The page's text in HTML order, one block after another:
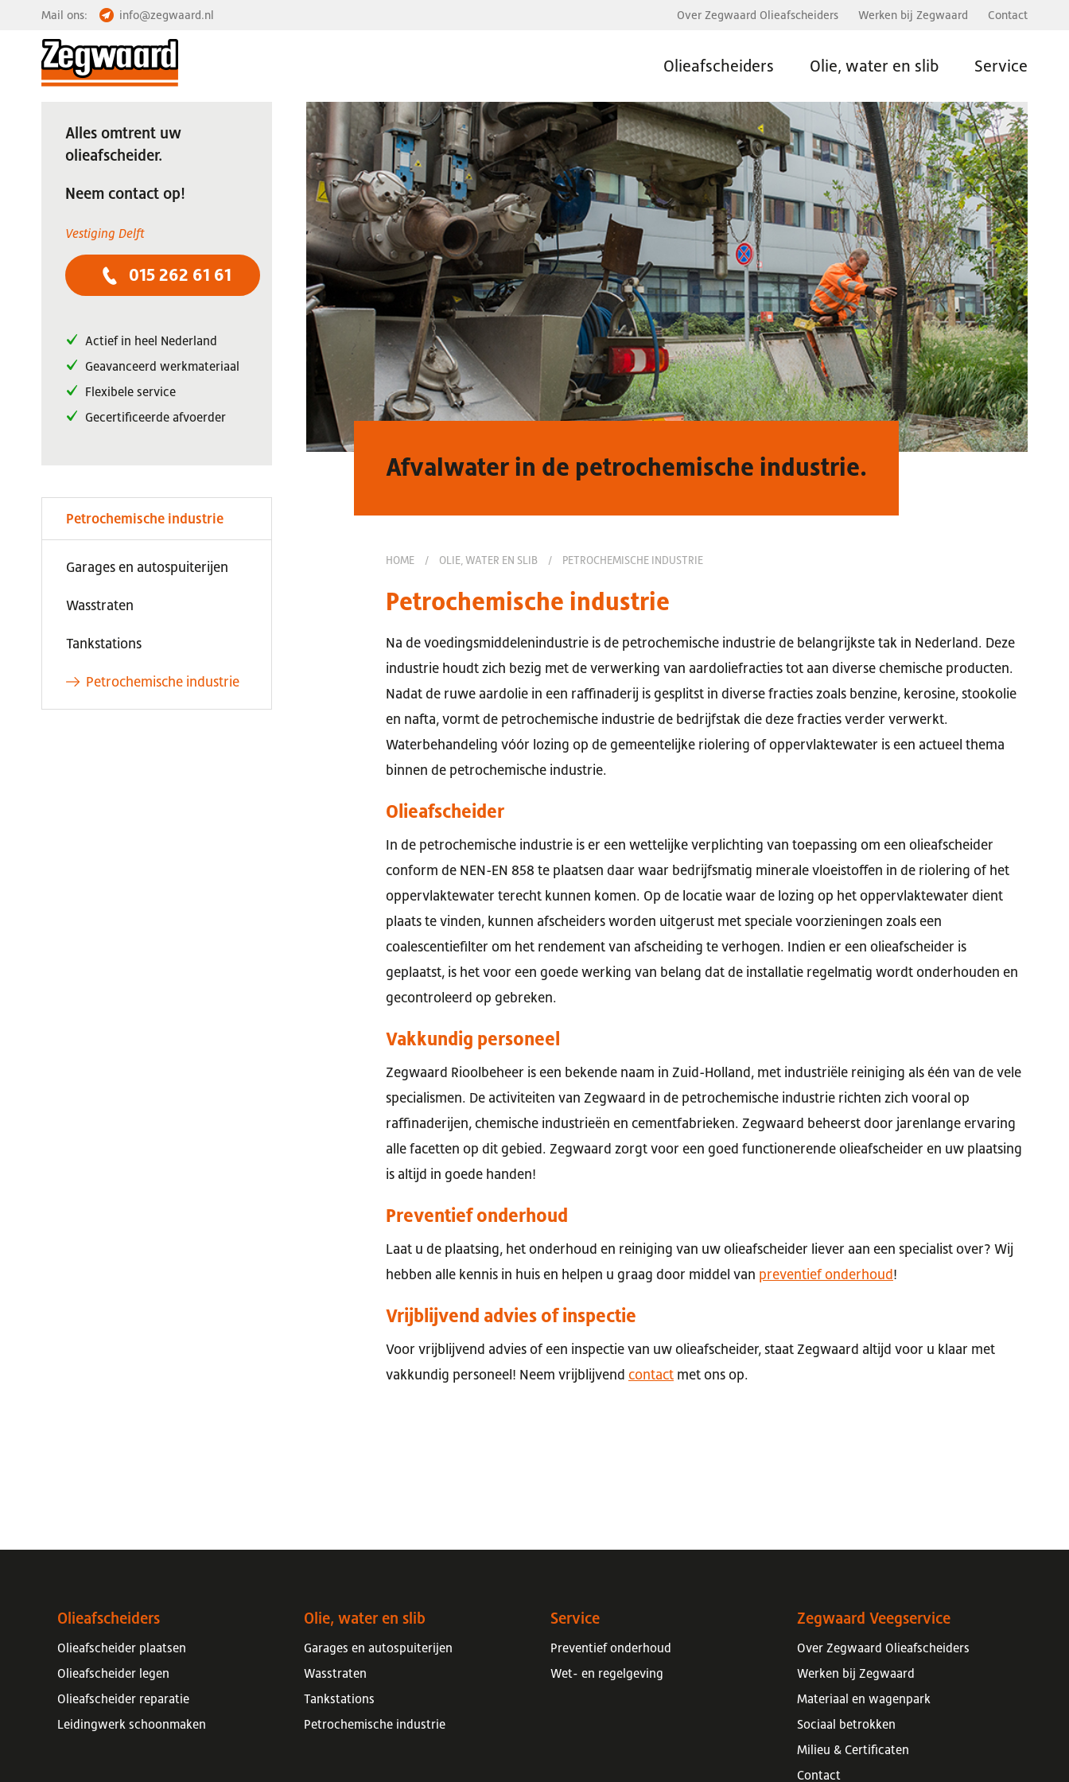
Mail ons: info@zegwaard.nl Over Zegwaard Olieafscheiders Werken bij Zegwaard Contact
Olieafscheiders Olie, water en slib Service
Afvalwater in de petrochemische industrie.
HOME / OLIE, WATER EN SLIB / PETROCHEMISCHE INDUSTRIE
Petrochemische industrie
Na de voedingsmiddelenindustrie is de petrochemische industrie de belangrijkste tak in Nederland. Deze
industrie houdt zich bezig met de verwerking van aardoliefracties tot aan diverse chemische producten.
Nadat de ruwe aardolie in een raffinaderij is gesplitst in diverse fracties zoals benzine, kerosine, stookolie
en nafta, vormt de petrochemische industrie de bedrijfstak die deze fracties verder verwerkt.
Waterbehandeling vóór lozing op de gemeentelijke riolering of oppervlaktewater is een actueel thema
binnen de petrochemische industrie.
Olieafscheider
In de petrochemische industrie is er een wettelijke verplichting van toepassing om een olieafscheider
conform de NEN-EN 858 te plaatsen daar waar bedrijfsmatig minerale vloeistoffen in de riolering of het
oppervlaktewater terecht kunnen komen. Op de locatie waar de lozing op het oppervlaktewater dient
plaats te vinden, kunnen afscheiders worden uitgerust met speciale voorzieningen zoals een
coalescentiefilter om het rendement van afscheiding te verhogen. Indien er een olieafscheider is
geplaatst, is het voor een goede werking van belang dat de installatie regelmatig wordt onderhouden en
gecontroleerd op gebreken.
Vakkundig personeel
Zegwaard Rioolbeheer is een bekende naam in Zuid-Holland, met industriële reiniging als één van de vele
specialismen. De activiteiten van Zegwaard in de petrochemische industrie richten zich vooral op
raffinaderijen, chemische industrieën en cementfabrieken. Zegwaard beheerst door jarenlange ervaring
alle facetten op dit gebied. Zegwaard zorgt voor een goed functionerende olieafscheider en uw plaatsing
is altijd in goede handen!
Preventief onderhoud
Laat u de plaatsing, het onderhoud en reiniging van uw olieafscheider liever aan een specialist over? Wij
hebben alle kennis in huis en helpen u graag door middel van preventief onderhoud !
Vrijblijvend advies of inspectie
Voor vrijblijvend advies of een inspectie van uw olieafscheider, staat Zegwaard altijd voor u klaar met
vakkundig personeel! Neem vrijblijvend contact met ons op.
Alles omtrent uw
olieafscheider.
Neem contact op!
Vestiging Delft
015 262 61 61
Actief in heel Nederland
Geavanceerd werkmateriaal
Flexibele service
Gecertificeerde afvoerder
Petrochemische industrie
Garages en autospuiterijen
Wasstraten
Tankstations
Petrochemische industrie
Olieafscheiders
Olieafscheider plaatsen
Olieafscheider legen
Olieafscheider reparatie
Leidingwerk schoonmaken
Olie, water en slib
Garages en autospuiterijen
Wasstraten
Tankstations
Petrochemische industrie
Service
Preventief onderhoud
Wet- en regelgeving
Zegwaard Veegservice
Over Zegwaard Olieafscheiders
Werken bij Zegwaard
Materiaal en wagenpark
Sociaal betrokken
Milieu & Certificaten
Contact